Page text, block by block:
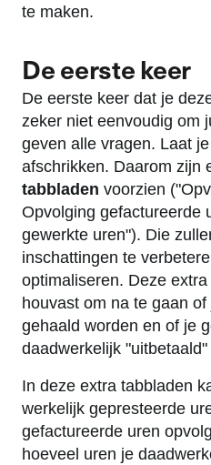
te maken.
De eerste keer
De eerste keer dat je
zeker niet eenvoudig om
geven alle vragen. Laat
afschrikken. Daarom zijn
tabbladen voorzien
Opvolging gefactureerde
gewerkte uren"). Die
inschattingen te
optimaliseren. Deze
houvast om na te gaan
gehaald worden en of je
daadwerkelijk
In deze extra tabbladen
werkelijk gepresteerde
gefactureerde uren
hoeveel uren je